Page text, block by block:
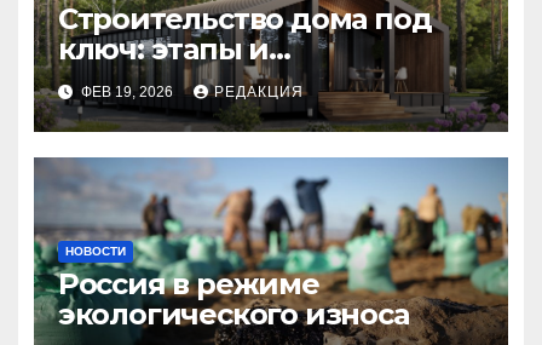
Строительство дома под
ключ: этапы и
планирование бюджета
ФЕВ 19, 2026 РЕДАКЦИЯ
НОВОСТИ
Россия в режиме
экологического износа